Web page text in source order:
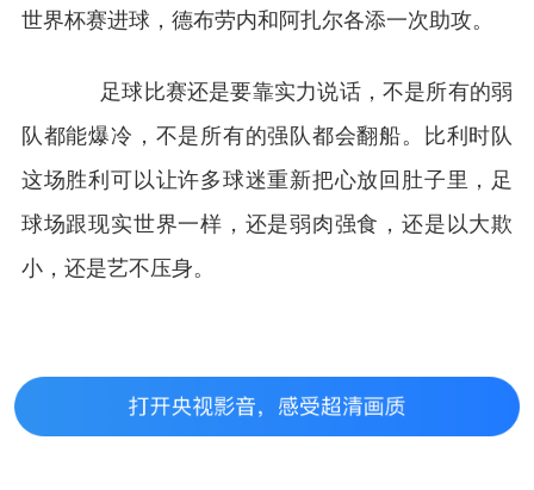
世界杯赛进球，德布劳内和阿扎尔各添一次助攻。
足球比赛还是要靠实力说话，不是所有的弱
队都能爆冷，不是所有的强队都会翻船。比利时队
这场胜利可以让许多球迷重新把心放回肚子里，足
球场跟现实世界一样，还是弱肉强食，还是以大欺
小，还是艺不压身。